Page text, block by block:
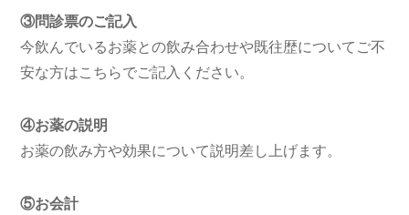
③問診票のご記入
今飲んでいるお薬との飲み合わせや既往歴についてご不
安な方はこちらでご記入ください。
④お薬の説明
お薬の飲み方や効果について説明差し上げます。
⑤お会計